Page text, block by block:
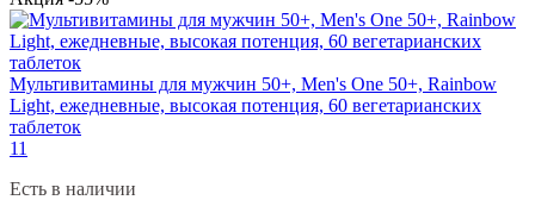
Мультивитамины для мужчин 50+, Men's One 50+, Rainbow
Light, ежедневные, высокая потенция, 60 вегетарианских
таблеток
11
Есть в наличии